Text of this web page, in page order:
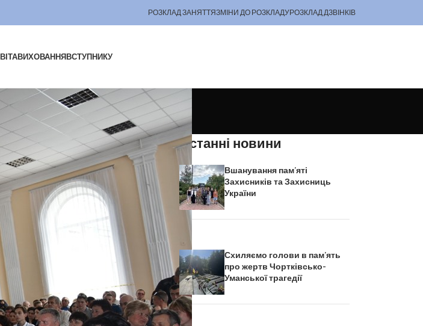
РОЗКЛАД ЗАНЯТТЯЗМІНИ ДО РОЗКЛАДУРОЗКЛАД ДЗВІНКІВ
ВИХОВАННЯВСТУПНИКУ
садівництва та Положення про
садівництва 16 травня 2019 року
комісії, першого проректора
педагогічної роботи, заступника
За результатами голосування
і нових звершень!
Останні новини
Вшанування пам’яті
Захисників та Захисниць
України
Схиляємо голови в пам’ять
про жертв Чортківсько-
Уманської трагедії